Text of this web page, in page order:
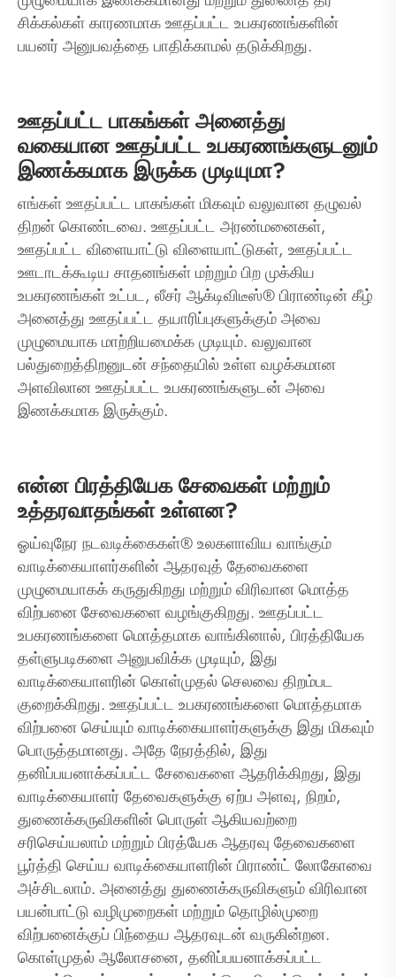
சிக்கல்கள் காரணமாக ஊதப்பட்ட உபகரணங்களின்
பயனர் அனுபவத்தை பாதிக்காமல் தடுக்கிறது.
ஊதப்பட்ட பாகங்கள் அனைத்து
வகையான ஊதப்பட்ட உபகரணங்களுடனும்
இணக்கமாக இருக்க முடியுமா?
எங்கள் ஊதப்பட்ட பாகங்கள் மிகவும் வலுவான தழுவல்
திறன் கொண்டவை. ஊதப்பட்ட அரண்மனைகள்,
ஊதப்பட்ட விளையாட்டு விளையாட்டுகள், ஊதப்பட்ட
ஊடாடக்கூடிய சாதனங்கள் மற்றும் பிற முக்கிய
உபகரணங்கள் உட்பட, லீசர் ஆக்டிவிடீஸ்® பிராண்டின் கீழ்
அனைத்து ஊதப்பட்ட தயாரிப்புகளுக்கும் அவை
முழுமையாக மாற்றியமைக்க முடியும். வலுவான
பல்துறைத்திறனுடன் சந்தையில் உள்ள வழக்கமான
அளவிலான ஊதப்பட்ட உபகரணங்களுடன் அவை
இணக்கமாக இருக்கும்.
என்ன பிரத்தியேக சேவைகள் மற்றும்
உத்தரவாதங்கள் உள்ளன?
ஓய்வுநேர நடவடிக்கைகள்® உலகளாவிய வாங்கும்
வாடிக்கையாளர்களின் ஆதரவுத் தேவைகளை
முழுமையாகக் கருதுகிறது மற்றும் விரிவான மொத்த
விற்பனை சேவைகளை வழங்குகிறது. ஊதப்பட்ட
உபகரணங்களை மொத்தமாக வாங்கினால், பிரத்தியேக
தள்ளுபடிகளை அனுபவிக்க முடியும், இது
வாடிக்கையாளரின் கொள்முதல் செலவை திறம்பட
குறைக்கிறது. ஊதப்பட்ட உபகரணங்களை மொத்தமாக
விற்பனை செய்யும் வாடிக்கையாளர்களுக்கு இது மிகவும்
பொருத்தமானது. அதே நேரத்தில், இது
தனிப்பயனாக்கப்பட்ட சேவைகளை ஆதரிக்கிறது, இது
வாடிக்கையாளர் தேவைகளுக்கு ஏற்ப அளவு, நிறம்,
துணைக்கருவிகளின் பொருள் ஆகியவற்றை
சரிசெய்யலாம் மற்றும் பிரத்யேக ஆதரவு தேவைகளை
பூர்த்தி செய்ய வாடிக்கையாளரின் பிராண்ட் லோகோவை
அச்சிடலாம். அனைத்து துணைக்கருவிகளும் விரிவான
பயன்பாட்டு வழிமுறைகள் மற்றும் தொழில்முறை
விற்பனைக்குப் பிந்தைய ஆதரவுடன் வருகின்றன.
கொள்முதல் ஆலோசனை, தனிப்பயனாக்கப்பட்ட